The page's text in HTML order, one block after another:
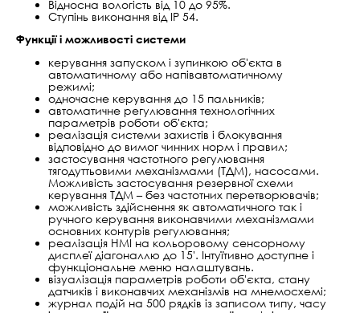
Відносна вологість від 10 до 95%.
Ступінь виконання від IP 54.
Функції і можливості системи
керування запуском і зупинкою об'єкта в
автоматичному або напівавтоматичному
режимі;
одночасне керування до 15 пальників;
автоматичне регулювання технологічних
параметрів роботи об'єкта;
реалізація системи захистів і блокування
відповідно до вимог чинних норм і правил;
застосування частотного регулювання
тягодуттьовими механізмами (ТДМ), насосами.
Можливість застосування резервної схеми
керування ТДМ – без частотних перетворювачів;
можливість здійснення як автоматичного так і
ручного керування виконавчими механізмами
основних контурів регулювання;
реалізація HMI на кольоровому сенсорному
дисплеї діагоналлю до 15'. Інтуїтивно доступне і
функціональне меню налаштувань.
візуалізація параметрів роботи об'єкта, стану
датчиків і виконавчих механізмів на мнемосхемі;
журнал подій на 500 рядків із записом типу, часу